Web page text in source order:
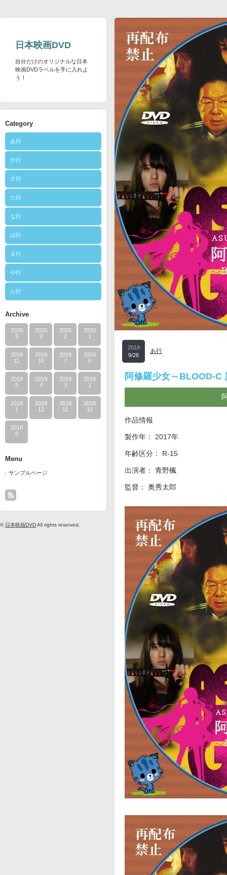
日本映画DVD
自分だけのオリジナルな日本
映画DVDラベルを手に入れよ
う！
Category
あ行
か行
さ行
た行
な行
は行
ま行
や行
ら行
Archive
2020
5
2020
3
2020
2
2020
1
2019
11
2019
10
2019
7
2019
6
2019
5
2019
4
2019
3
2019
2
2019
1
2018
12
2018
11
2018
10
2018
9
Menu
サンプルページ
© 日本映画DVDAll rights reserved.
2018
9/26
あ行
阿修羅少女～BLOOD-C
作品情報
製作年： 2017年
年齢区分： R-15
出演者： 青野楓
監督： 奥秀太郎